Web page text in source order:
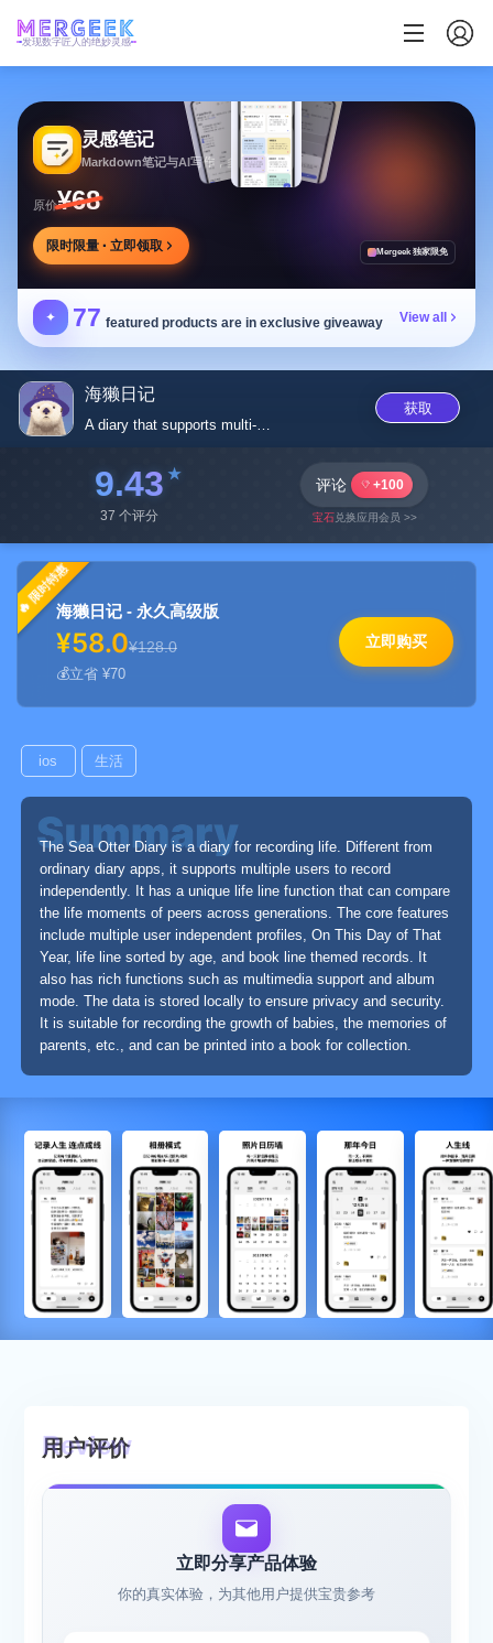
发现数字匠人的绝妙灵感
灵感笔记
Markdown笔记与AI写作，多方式整理同步笔记
原价¥68
限时限量 · 立即领取 Mergeek 独家限免
✦ 77 featured products are in exclusive giveaway View all
海獭日记
A diary that supports multi-us...
获取
9.43
37 个评分
评论 +100
宝石兑换应用会员 >>
限时特惠
海獭日记 - 永久高级版
¥58.0¥128.0
立省 ¥70
立即购买
ios 生活
The Sea Otter Diary is a diary for recording life. Different from
ordinary diary apps, it supports multiple users to record
independently. It has a unique life line function that can compare
the life moments of peers across generations. The core features
include multiple user independent profiles, On This Day of That
Year, life line sorted by age, and book line themed records. It
also has rich functions such as multimedia support and album
mode. The data is stored locally to ensure privacy and security.
It is suitable for recording the growth of babies, the memories of
parents, etc., and can be printed into a book for collection.
用户评价
立即分享产品体验
你的真实体验，为其他用户提供宝贵参考